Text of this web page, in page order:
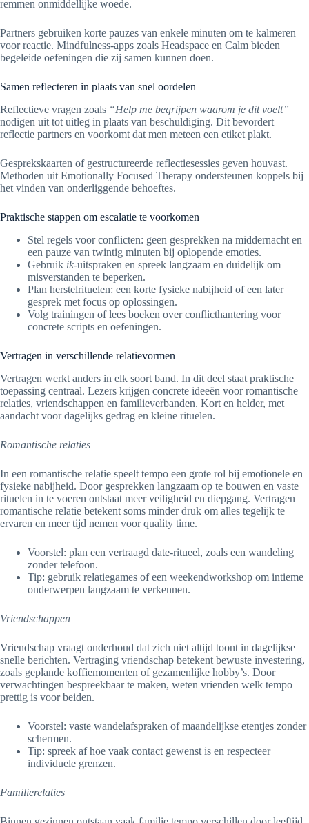
remmen onmiddellijke woede.
Partners gebruiken korte pauzes van enkele minuten om te kalmeren
voor reactie. Mindfulness-apps zoals Headspace en Calm bieden
begeleide oefeningen die zij samen kunnen doen.
Samen reflecteren in plaats van snel oordelen
Reflectieve vragen zoals “Help me begrijpen waarom je dit voelt”
nodigen uit tot uitleg in plaats van beschuldiging. Dit bevordert
reflectie partners en voorkomt dat men meteen een etiket plakt.
Gesprekskaarten of gestructureerde reflectiesessies geven houvast.
Methoden uit Emotionally Focused Therapy ondersteunen koppels bij
het vinden van onderliggende behoeftes.
Praktische stappen om escalatie te voorkomen
Stel regels voor conflicten: geen gesprekken na middernacht en
een pauze van twintig minuten bij oplopende emoties.
Gebruik ik-uitspraken en spreek langzaam en duidelijk om
misverstanden te beperken.
Plan herstelrituelen: een korte fysieke nabijheid of een later
gesprek met focus op oplossingen.
Volg trainingen of lees boeken over conflicthantering voor
concrete scripts en oefeningen.
Vertragen in verschillende relatievormen
Vertragen werkt anders in elk soort band. In dit deel staat praktische
toepassing centraal. Lezers krijgen concrete ideeën voor romantische
relaties, vriendschappen en familieverbanden. Kort en helder, met
aandacht voor dagelijks gedrag en kleine rituelen.
Romantische relaties
In een romantische relatie speelt tempo een grote rol bij emotionele en
fysieke nabijheid. Door gesprekken langzaam op te bouwen en vaste
rituelen in te voeren ontstaat meer veiligheid en diepgang. Vertragen
romantische relatie betekent soms minder druk om alles tegelijk te
ervaren en meer tijd nemen voor quality time.
Voorstel: plan een vertraagd date-ritueel, zoals een wandeling
zonder telefoon.
Tip: gebruik relatiegames of een weekendworkshop om intieme
onderwerpen langzaam te verkennen.
Vriendschappen
Vriendschap vraagt onderhoud dat zich niet altijd toont in dagelijkse
snelle berichten. Vertraging vriendschap betekent bewuste investering,
zoals geplande koffiemomenten of gezamenlijke hobby’s. Door
verwachtingen bespreekbaar te maken, weten vrienden welk tempo
prettig is voor beiden.
Voorstel: vaste wandelafspraken of maandelijkse etentjes zonder
schermen.
Tip: spreek af hoe vaak contact gewenst is en respecteer
individuele grenzen.
Familierelaties